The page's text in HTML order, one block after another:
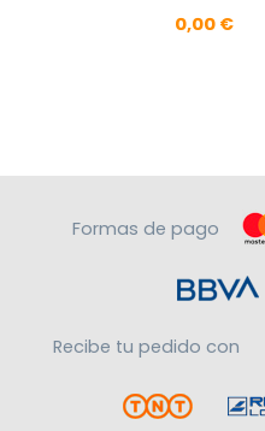
Precio
0,00 €
Formas de pago
Recibe tu pedido con